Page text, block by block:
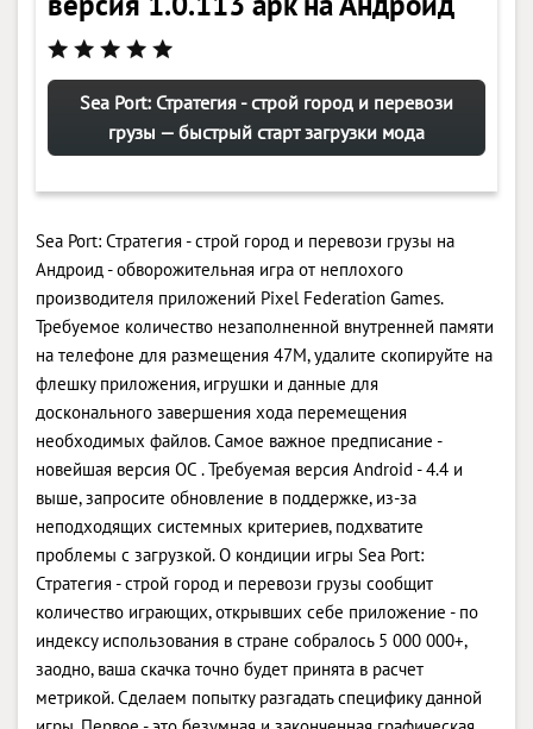
Sea Port: Стратегия - строй город и перевози
грузы — быстрый старт загрузки мода
Sea Port: Стратегия - строй город и перевози грузы на
Андроид - обворожительная игра от неплохого
производителя приложений Pixel Federation Games.
Требуемое количество незаполненной внутренней памяти
на телефоне для размещения 47M, удалите скопируйте на
флешку приложения, игрушки и данные для
досконального завершения хода перемещения
необходимых файлов. Самое важное предписание -
новейшая версия ОС . Требуемая версия Android - 4.4 и
выше, запросите обновление в поддержке, из-за
неподходящих системных критериев, подхватите
проблемы с загрузкой. О кондиции игры Sea Port:
Стратегия - строй город и перевози грузы сообщит
количество играющих, открывших себе приложение - по
индексу использования в стране собралось 5 000 000+,
заодно, ваша скачка точно будет принята в расчет
метрикой. Сделаем попытку разгадать специфику данной